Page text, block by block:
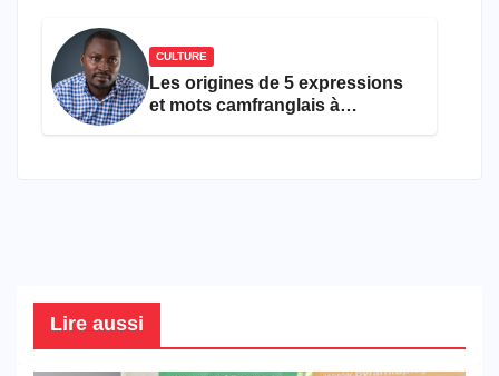
CULTURE
Les origines de 5 expressions
et mots camfranglais à
Lire aussi